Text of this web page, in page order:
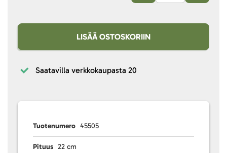
LISÄÄ OSTOSKORIIN
Saatavilla verkkokaupasta 20
Tuotenumero 45505
Pituus 22 cm